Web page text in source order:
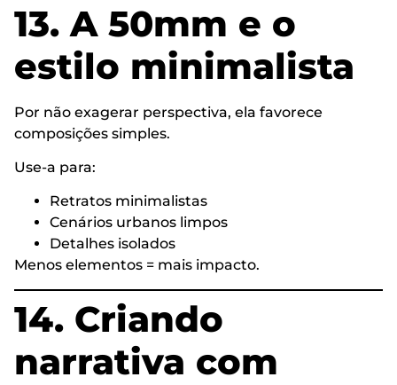
13. A 50mm e o
estilo minimalista
Por não exagerar perspectiva, ela favorece
composições simples.
Use-a para:
Retratos minimalistas
Cenários urbanos limpos
Detalhes isolados
Menos elementos = mais impacto.
14. Criando
narrativa com